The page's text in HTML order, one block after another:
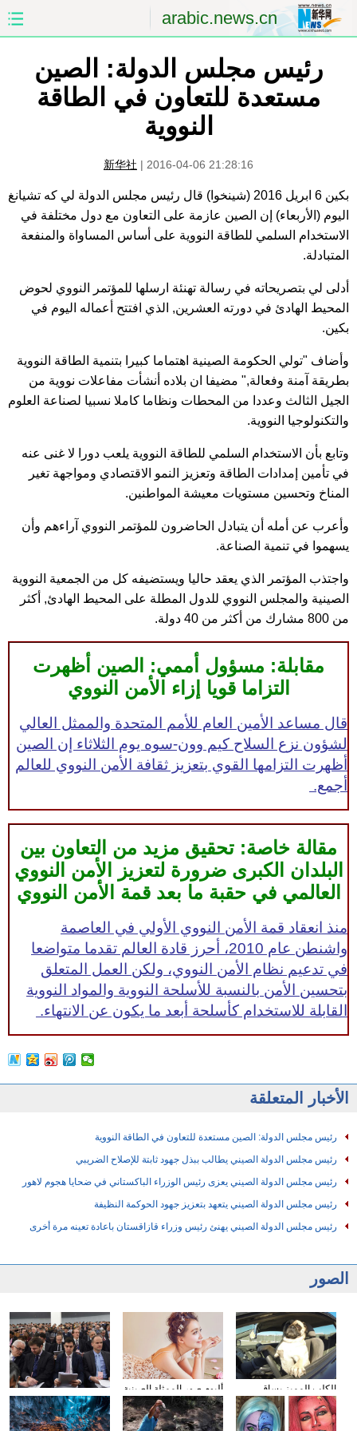
arabic.news.cn
الصفحة الأولى
الشرق الأوسط العالم
الرياضة السياحة والبيئة
رئيس مجلس الدولة: الصين
مستعدة للتعاون في الطاقة
النووية
新华社 | 2016-04-06 21:28:16
بكين 6 ابريل 2016 (شينخوا) قال رئيس مجلس الدولة لي كه تشيانغ
اليوم (الأربعاء) إن الصين عازمة على التعاون مع دول مختلفة في
الاستخدام السلمي للطاقة النووية على أساس المساواة والمنفعة
المتبادلة.
أدلى لي بتصريحاته في رسالة تهنئة ارسلها للمؤتمر النووي لحوض
المحيط الهادئ في دورته العشرين, الذي افتتح أعماله اليوم في
بكين.
وأضاف "تولي الحكومة الصينية اهتماما كبيرا بتنمية الطاقة النووية
بطريقة آمنة وفعالة," مضيفا ان بلاده أنشأت مفاعلات نووية من
الجيل الثالث وعددا من المحطات ونظاما كاملا نسبيا لصناعة العلوم
والتكنولوجيا النووية.
وتابع بأن الاستخدام السلمي للطاقة النووية يلعب دورا لا غنى عنه
في تأمين إمدادات الطاقة وتعزيز النمو الاقتصادي ومواجهة تغير
المناخ وتحسين مستويات معيشة المواطنين.
وأعرب عن أمله أن يتبادل الحاضرون للمؤتمر النووي آراءهم وأن
يسهموا في تنمية الصناعة.
واجتذب المؤتمر الذي يعقد حاليا ويستضيفه كل من الجمعية النووية
الصينية والمجلس النووي للدول المطلة على المحيط الهادئ, أكثر
من 800 مشارك من أكثر من 40 دولة.
مقابلة: مسؤول أممي: الصين أظهرت
التزاما قويا إزاء الأمن النووي
قال مساعد الأمين العام للأمم المتحدة والممثل العالي
لشؤون نزع السلاح كيم وون-سوه يوم الثلاثاء إن الصين
أظهرت التزامها القوي بتعزيز ثقافة الأمن النووي للعالم
أجمع.
مقالة خاصة: تحقيق مزيد من التعاون بين
البلدان الكبرى ضرورة لتعزيز الأمن النووي
العالمي في حقبة ما بعد قمة الأمن النووي
منذ انعقاد قمة الأمن النووي الأولي في العاصمة
واشنطن عام 2010، أحرز قادة العالم تقدما متواضعا
في تدعيم نظام الأمن النووي، ولكن العمل المتعلق
بتحسين الأمن بالنسبة للأسلحة النووية والمواد النووية
القابلة للاستخدام كأسلحة أبعد ما يكون عن الانتهاء.
الأخبار المتعلقة
رئيس مجلس الدولة: الصين مستعدة للتعاون في الطاقة النووية
رئيس مجلس الدولة الصيني يطالب ببذل جهود ثابتة للإصلاح الضريبي
رئيس مجلس الدولة الصيني يعزى رئيس الوزراء الباكستاني في ضحايا هجوم لاهور
رئيس مجلس الدولة الصيني يتعهد بتعزيز جهود الحوكمة النظيفة
رئيس مجلس الدولة الصيني يهنئ رئيس وزراء قازاقستان باعادة تعينه مرة أخرى
الصور
وسائل الإعلام الأجنبية
تولي اهتمامها بتقرير عمل
الحكومة
ألبوم صور الممثلة الصينية
سون تشيان
الكلب المميز يساق
السيارات